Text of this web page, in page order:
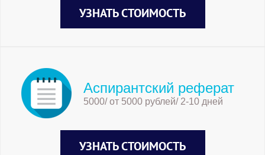
УЗНАТЬ СТОИМОСТЬ
Аспирантский реферат
5000/ от 5000 рублей/ 2-10 дней
УЗНАТЬ СТОИМОСТЬ